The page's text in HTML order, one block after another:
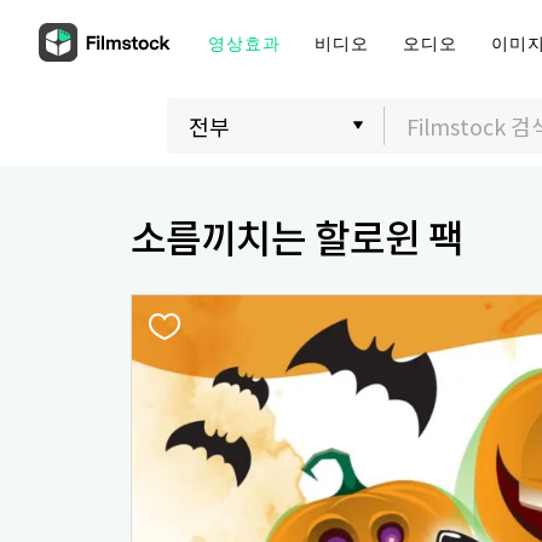
영상효과 비디오 오디오 이미
소름끼치는 할로윈 팩